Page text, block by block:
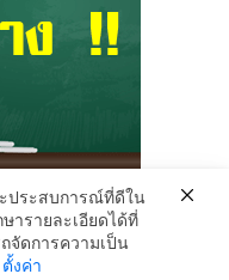
Rights Reserved.
รเผยแพร่ความรู้ ด้านการศึกษา
ประสบการณ์ที่ดีใน
ารายละเอียดได้ที่
จัดการความเป็น
ตั้งค่า